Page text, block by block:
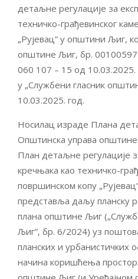
детаљне регулације за
техничко-грађевинског
„Рујевац“ у општини Љиг,
општине Љиг, бр.
060 107 – 15 од 10.03.2025.
у „Службени гласник
10.03.2025. год.
Носилац израде Плана
Општинска управа
План детаљне регулације
кречњака као техничко-
површинском копу
представља даљу планску
плана општине Љиг
Љиг”, бр. 6/2024) уз
планских и урбанистичких
начина коришћења